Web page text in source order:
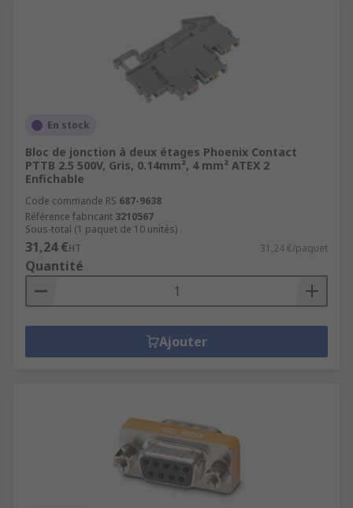
En stock
Bloc de jonction à deux étages Phoenix Contact
PTTB 2.5 500V, Gris, 0.14mm², 4 mm² ATEX 2
Enfichable
Code commande RS 687-9638
Référence fabricant 3210567
Sous-total (1 paquet de 10 unités)
31,24 €HT 31,24 €/paquet
Quantité
Ajouter